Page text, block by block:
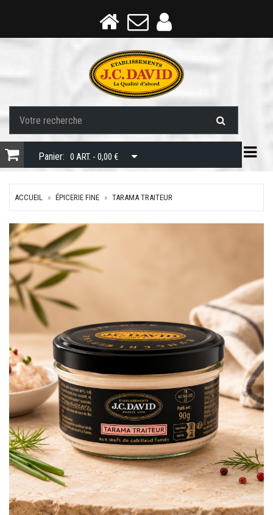
Panier: 0 ART. - 0,00 €
ACCUEIL ÉPICERIE FINE TARAMA TRAITEUR